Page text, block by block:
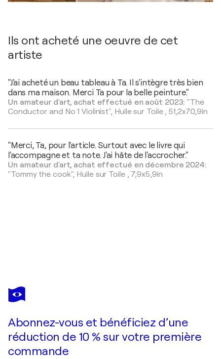
Ils ont acheté une oeuvre de cet
artiste
"J'ai acheté un beau tableau à Ta. Il s'intègre très bien
dans ma maison. Merci Ta pour la belle peinture."
Un amateur d'art, achat effectué en août 2023: "The
Conductor and No 1 Violinist", Huile sur Toile,51,2x70,9in
"Merci, Ta, pour l'article. Surtout avec le livre qui
l'accompagne et ta note. J'ai hâte de l'accrocher."
Un amateur d'art, achat effectué en décembre 2024:
"Tommy the cook", Huile sur Toile, 7,9x5,9in
TA
BYRNE
Je passe commande
Abonnez-vous et bénéficiez d’une
réduction de 10 % sur votre première
commande